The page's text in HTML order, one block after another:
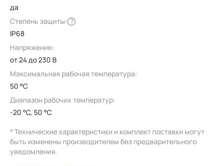
да
Степень защиты: ?
IP68
Напряжение:
от 24 до 230 В
Максимальная рабочая температура:
50 °C
Диапазон рабочих температур:
-20 °C, 50 °C
* Технические характеристики и комплект поставки могут
быть изменены производителем без предварительного
уведомления.